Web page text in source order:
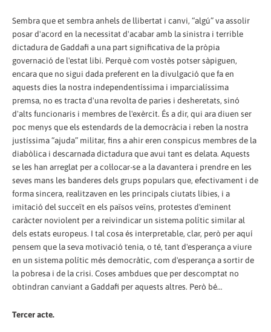
Sembra que et sembra anhels de llibertat i canvi, “algú” va assolir
posar d'acord en la necessitat d'acabar amb la sinistra i terrible
dictadura de Gaddafi a una part significativa de la pròpia
governació de l'estat libi. Perquè com vostès potser sàpiguen,
encara que no sigui dada preferent en la divulgació que fa en
aquests dies la nostra independentíssima i imparcialíssima
premsa, no es tracta d'una revolta de paries i desheretats, sinó
d'alts funcionaris i membres de l'exèrcit. És a dir, qui ara diuen ser
poc menys que els estendards de la democràcia i reben la nostra
justíssima “ajuda” militar, fins a ahir eren conspicus membres de la
diabòlica i descarnada dictadura que avui tant es delata. Aquests
se les han arreglat per a col·locar-se a la davantera i prendre en les
seves mans les banderes dels grups populars que, efectivament i de
forma sincera, realitzaven en les principals ciutats líbies, i a
imitació del succeït en els països veïns, protestes d'eminent
caràcter noviolent per a reivindicar un sistema polític similar al
dels estats europeus. I tal cosa és interpretable, clar, però per aquí
pensem que la seva motivació tenia, o té, tant d'esperança a viure
en un sistema polític més democràtic, com d'esperança a sortir de
la pobresa i de la crisi. Coses ambdues que per descomptat no
obtindran canviant a Gaddafi per aquests altres. Però bé…
Tercer acte.